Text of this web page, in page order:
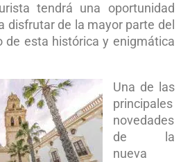
tendrá una oportunidad
disfrutar de la mayor parte del
de esta histórica y enigmática
Una de las
principales
novedades
de la
nueva